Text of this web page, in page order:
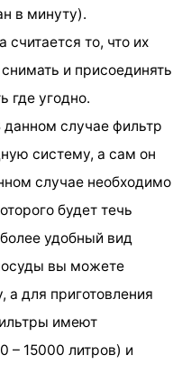
в минуту).
считается то, что их
и присоединять
где угодно.
случае фильтр
систему, а сам он
случае необходимо
будет течь
удобный вид
вы можете
а для приготовления
имеют
– 15000 литров) и